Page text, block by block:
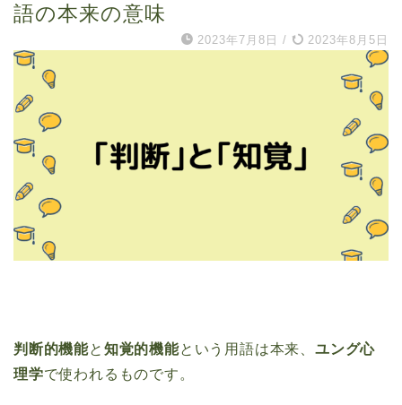
語の本来の意味
2023年7月8日 / 2023年8月5日
判断的機能と 知覚的機能という用語は本来、ユング心
理学で使われるものです。